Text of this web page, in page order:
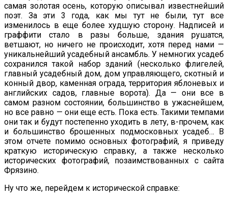
самая золотая осень, которую описывал известнейший
поэт. За эти 3 года, как мы тут не были, тут все
изменилось в еще более худшую сторону. Надписей и
граффити стало в разы больше, здания рушатся,
ветшают, но ничего не происходит, хотя перед нами —
уникальнейший усадебный ансамбль. У немногих усадеб
сохранился такой набор зданий (несколько флигелей,
главный усадебный дом, дом управляющего, скотный и
конный двор, каменная ограда, территория яблоневых и
английских садов, главные ворота). Да — они все в
самом разном состоянии, большинство в ужаснейшем,
но все равно — они еще есть. Пока есть. Такими темпами
они так и будут постепенно уходить в лету, в-прочем, как
и большинство брошенных подмосковных усадеб… В
этом отчете помимо основных фотографий, я приведу
краткую историческую справку, а также несколько
исторических фотографий, позаимствованных с сайта
Фрязино.
Ну что же, перейдем к исторической справке: